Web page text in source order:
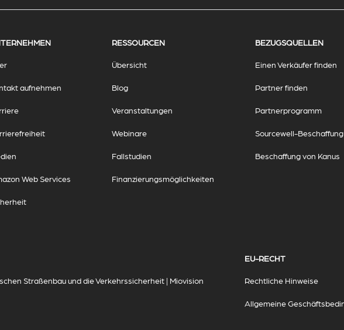
aufnehmen
Web Services
RESSOURCEN
Übersicht
Blog
Veranstaltungen
Webinare
Fallstudien
Finanzierungsmöglichkeiten
BEZUGSQUELLEN
Einen Verkäufer finden
Partner finden
Partnerprogramm
Sourcewell-Beschaffung
Beschaffung von Kanus
Straßenbau und die Verkehrssicherheit | Miovision
EU-RECHT
Rechtliche Hinweise
Allgemeine